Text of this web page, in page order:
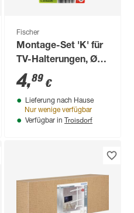
Fischer
Montage-Set 'K' für
TV-Halterungen, Ø 8
mm, 8-teilig
4,89 €
Lieferung nach Hause
Nur wenige verfügbar
Verfügbar in Troisdorf